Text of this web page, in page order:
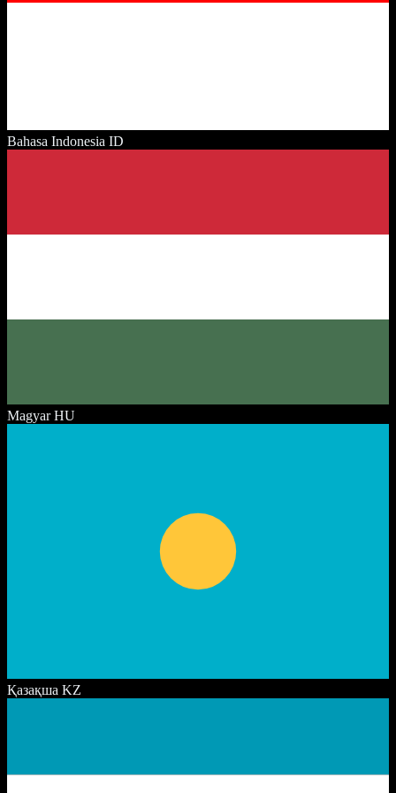
Bahasa Indonesia ID
Magyar HU
Қазақша KZ